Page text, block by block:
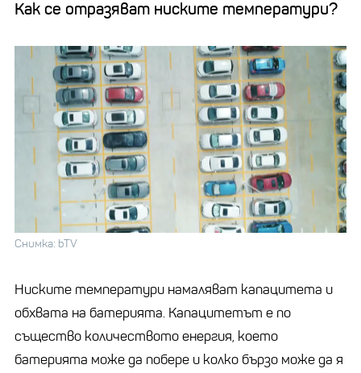
Как се отразяват ниските температури?
Снимка: bTV
Ниските температури намаляват капацитета и
обхвата на батерията. Капацитетът е по
същество количеството енергия, което
батерията може да побере и колко бързо може да я